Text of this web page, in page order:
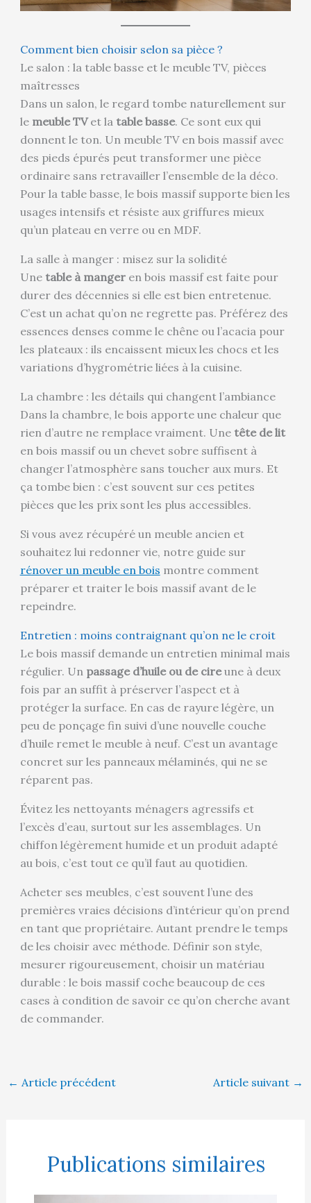
Comment bien choisir selon sa pièce ?
Le salon : la table basse et le meuble TV, pièces
maîtresses
Dans un salon, le regard tombe naturellement sur
le meuble TVet la table basse. Ce sont eux qui
donnent le ton. Un meuble TV en bois massif avec
des pieds épurés peut transformer une pièce
ordinaire sans retravailler l’ensemble de la déco.
Pour la table basse, le bois massif supporte bien les
usages intensifs et résiste aux griffures mieux
qu’un plateau en verre ou en MDF.
La salle à manger : misez sur la solidité
Une table à mangeren bois massif est faite pour
durer des décennies si elle est bien entretenue.
C’est un achat qu’on ne regrette pas. Préférez des
essences denses comme le chêne ou l’acacia pour
les plateaux : ils encaissent mieux les chocs et les
variations d’hygrométrie liées à la cuisine.
La chambre : les détails qui changent l’ambiance
Dans la chambre, le bois apporte une chaleur que
rien d’autre ne remplace vraiment. Une tête de lit
en bois massif ou un chevet sobre suffisent à
changer l’atmosphère sans toucher aux murs. Et
ça tombe bien : c’est souvent sur ces petites
pièces que les prix sont les plus accessibles.
Si vous avez récupéré un meuble ancien et
souhaitez lui redonner vie, notre guide sur
rénover un meuble en bois montre comment
préparer et traiter le bois massif avant de le
repeindre.
Entretien : moins contraignant qu’on ne le croit
Le bois massif demande un entretien minimal mais
régulier. Un passage d’huile ou de cireune à deux
fois par an suffit à préserver l’aspect et à
protéger la surface. En cas de rayure légère, un
peu de ponçage fin suivi d’une nouvelle couche
d’huile remet le meuble à neuf. C’est un avantage
concret sur les panneaux mélaminés, qui ne se
réparent pas.
Évitez les nettoyants ménagers agressifs et
l’excès d’eau, surtout sur les assemblages. Un
chiffon légèrement humide et un produit adapté
au bois, c’est tout ce qu’il faut au quotidien.
Acheter ses meubles, c’est souvent l’une des
premières vraies décisions d’intérieur qu’on prend
en tant que propriétaire. Autant prendre le temps
de les choisir avec méthode. Définir son style,
mesurer rigoureusement, choisir un matériau
durable : le bois massif coche beaucoup de ces
cases à condition de savoir ce qu’on cherche avant
de commander.
← Article précédent Article suivant →
Publications similaires